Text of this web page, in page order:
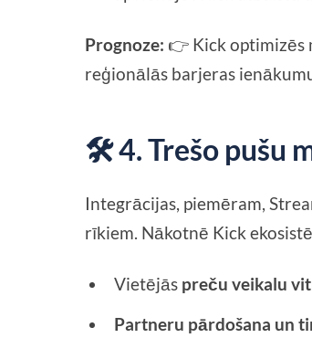
Prognoze: 👉 Kick optimizēs
reģionālās barjeras
🛠️ 4. Trešo pušu
Integrācijas, piemēram,
rīkiem. Nākotnē Kick
Vietējās preču veikalu
Partneru pārdošana un